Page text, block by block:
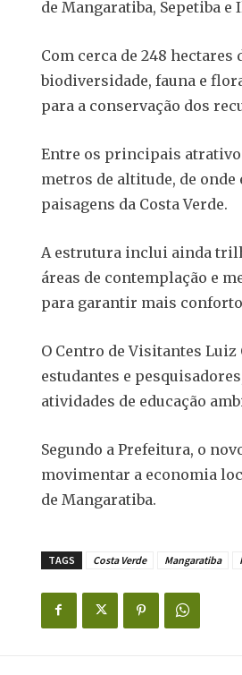
de Mangaratiba, Sepetiba e
Com cerca de 248
biodiversidade, fauna e
para a conservação dos
Entre os principais
metros de altitude, de
paisagens da Costa Verde.
A estrutura inclui ainda
áreas de contemplação e
para garantir mais
O Centro de Visitantes
estudantes e
atividades de educação
Segundo a Prefeitura, o
movimentar a economia
de Mangaratiba.
TAGS Costa Verde Mangaratiba